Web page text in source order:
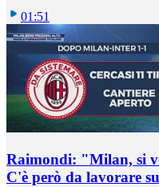
01:51
Raimondi: "Milan, si
C'è però da lavorare